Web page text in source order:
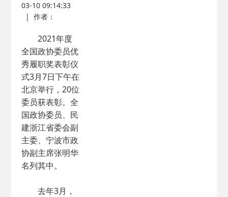
03-10 09:14:33
|作者：
2021年度
全国政协委员优
秀履职奖表彰仪
式3月7日下午在
北京举行，20位
委员获表彰。全
国政协委员、民
建浙江省委会副
主委、宁波市政
协副主席张明华
名列其中。
去年3月，